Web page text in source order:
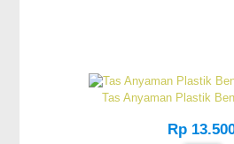
Tas Anyaman Plastik
Rp